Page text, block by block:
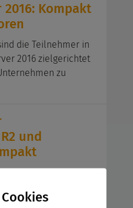
Kompakt
die Teilnehmer in
2016 zielgerichtet
zu
und
mit Windows 10 als